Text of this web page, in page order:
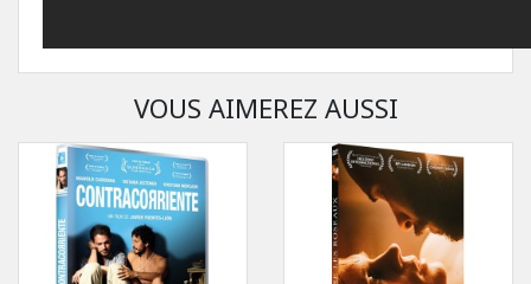
VOUS AIMEREZ AUSSI